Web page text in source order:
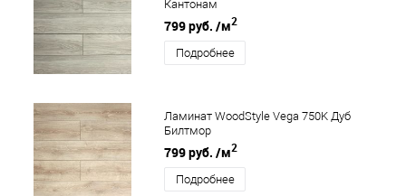
Кантонам
799 руб. /м2
Подробнее
Ламинат WoodStyle Vega 750K Дуб
Билтмор
799 руб. /м2
Подробнее